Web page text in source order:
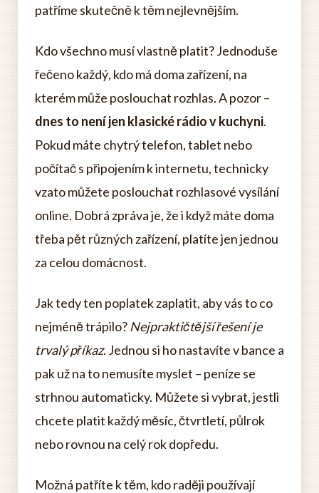
patříme skutečně k těm nejlevnějším.
Kdo všechno musí vlastně platit? Jednoduše
řečeno každý, kdo má doma zařízení, na
kterém může poslouchat rozhlas. A pozor –
dnes to není jen klasické rádio v kuchyni.
Pokud máte chytrý telefon, tablet nebo
počítač s připojením k internetu, technicky
vzato můžete poslouchat rozhlasové vysílání
online. Dobrá zpráva je, že i když máte doma
třeba pět různých zařízení, platíte jen jednou
za celou domácnost.
Jak tedy ten poplatek zaplatit, aby vás to co
nejméně trápilo? Nejpraktičtější řešení je
trvalý příkaz. Jednou si ho nastavíte v bance a
pak už na to nemusíte myslet – peníze se
strhnou automaticky. Můžete si vybrat, jestli
chcete platit každý měsíc, čtvrtletí, půlrok
nebo rovnou na celý rok dopředu.
Možná patříte k těm, kdo raději používají